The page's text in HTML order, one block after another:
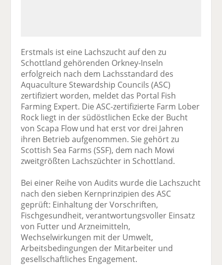
Erstmals ist eine Lachszucht auf den zu
Schottland gehörenden Orkney-Inseln
erfolgreich nach dem Lachsstandard des
Aquaculture Stewardship Councils (ASC)
zertifiziert worden, meldet das Portal Fish
Farming Expert. Die ASC-zertifizierte Farm Lober
Rock liegt in der südöstlichen Ecke der Bucht
von Scapa Flow und hat erst vor drei Jahren
ihren Betrieb aufgenommen. Sie gehört zu
Scottish Sea Farms (SSF), dem nach Mowi
zweitgrößten Lachszüchter in Schottland.
Bei einer Reihe von Audits wurde die Lachszucht
nach den sieben Kernprinzipien des ASC
geprüft: Einhaltung der Vorschriften,
Fischgesundheit, verantwortungsvoller Einsatz
von Futter und Arzneimitteln,
Wechselwirkungen mit der Umwelt,
Arbeitsbedingungen der Mitarbeiter und
gesellschaftliches Engagement.